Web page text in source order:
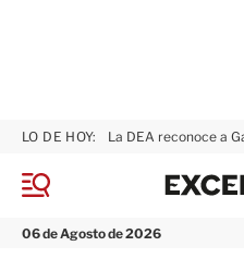
M
n
06 de Agosto de 2026
LO DE HOY: La DEA reconoce a